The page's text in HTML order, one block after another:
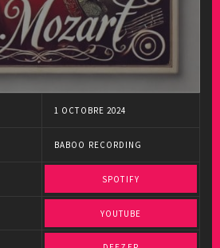
1 OCTOBRE 2024
BABOO RECORDING
SPOTIFY
YOUTUBE